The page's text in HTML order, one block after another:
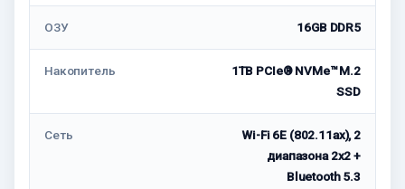
ОЗУ 16GB DDR5
Накопитель
1TB PCIe® NVMe™ M.2
SSD
Сеть
Wi-Fi 6E (802.11ax), 2
диапазона 2х2 +
Bluetooth 5.3